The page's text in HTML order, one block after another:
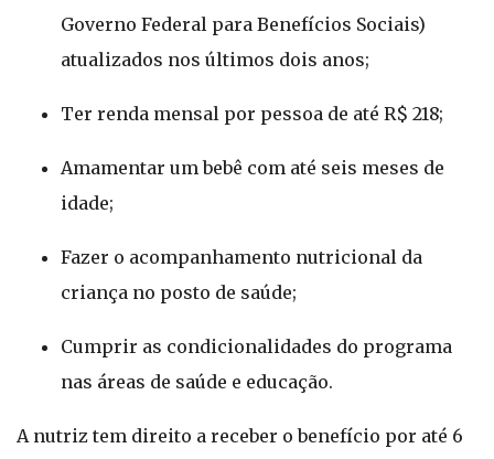
Governo Federal para Benefícios Sociais)
atualizados nos últimos dois anos;
Ter renda mensal por pessoa de até R$ 218;
Amamentar um bebê com até seis meses de
idade;
Fazer o acompanhamento nutricional da
criança no posto de saúde;
Cumprir as condicionalidades do programa
nas áreas de saúde e educação.
A nutriz tem direito a receber o benefício por até 6